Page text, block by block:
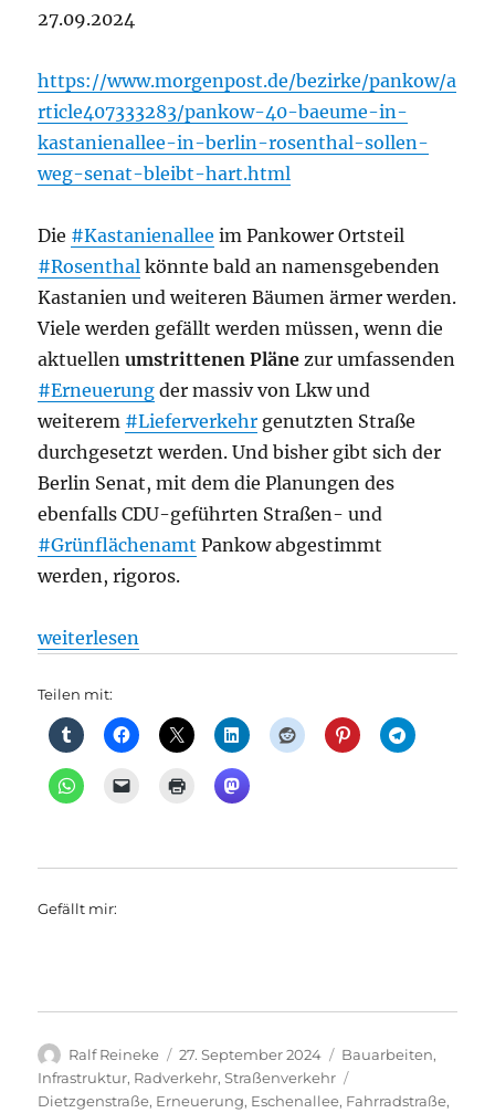
27.09.2024
https://www.morgenpost.de/bezirke/pankow/a
rticle407333283/pankow-40-baeume-in-
kastanienallee-in-berlin-rosenthal-sollen-
weg-senat-bleibt-hart.html
Die #Kastanienallee im Pankower Ortsteil
#Rosenthal könnte bald an namensgebenden
Kastanien und weiteren Bäumen ärmer werden.
Viele werden gefällt werden müssen, wenn die
aktuellenumstrittenen Pläne zur umfassenden
#Erneuerung der massiv von Lkw und
weiterem #Lieferverkehr genutzten Straße
durchgesetzt werden. Und bisher gibt sich der
Berlin Senat, mit dem die Planungen des
ebenfalls CDU-geführten Straßen- und
#Grünflächenamt Pankow abgestimmt
werden, rigoros.
„Kahlschlag in der Kastanienallee: Pankows
weiterlesen
Teilen mit:
Gefällt mir:
Autor
Ralf Reineke
Veröffentlicht
am
27. September 2024 Kategorien
Bauarbeiten,
Infrastruktur, Radverkehr,Straßenverkehr
Dietzgenstraße, Erneuerung, Eschenallee, Fahrradstraße,